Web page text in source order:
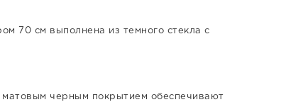
70 см выполнена из темного стекла с
матовым черным покрытием обеспечивают